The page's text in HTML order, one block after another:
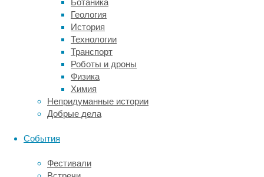
Ботаника
Геология
История
Технологии
Транспорт
Роботы и дроны
Физика
Химия
Непридуманные истории
Добрые дела
События
Фестивали
обозначали
возможные
пути
проникновения
вируса
головной
мозг,
рассуждая
о
проявлениях
19.